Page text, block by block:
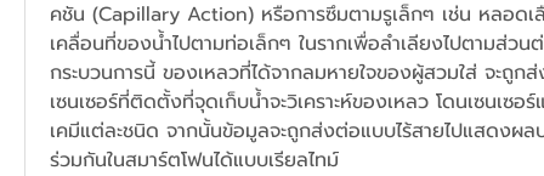
คชัน (Capillary Action) หรือการซึมตามรูเล็กๆ เช่น หลอด
เคลื่อนที่ของน้ำไปตามท่อเล็กๆ ในรากเพื่อลำเลียงไปตามส่ว
กระบวนการนี้ ของเหลวที่ได้จากลมหายใจของผู้สวมใส่ จะถูก
เซนเซอร์ที่ติดตั้งที่จุดเก็บน้ำจะวิเคราะห์ของเหลว โดนเซนเซอ
เคมีแต่ละชนิด จากนั้นข้อมูลจะถูกส่งต่อแบบไร้สายไปแสดงผ
ร่วมกันในสมาร์ตโฟนได้แบบเรียลไทม์